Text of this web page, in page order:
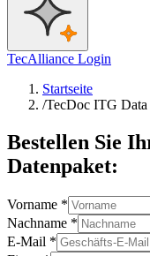
TecAlliance Login
Startseite
/TecDoc ITG Data
Bestellen Sie
Datenpaket:
Vorname *
Nachname *
E-Mail *